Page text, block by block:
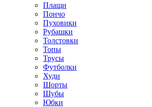
Плащи
Пончо
Пуховики
Рубашки
Толстовки
Топы
Трусы
Футболки
Худи
Шорты
Шубы
Юбки